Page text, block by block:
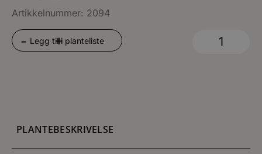
Artikkelnummer: 2094
- +
Legg til i planteliste
PLANTEBESKRIVELSE